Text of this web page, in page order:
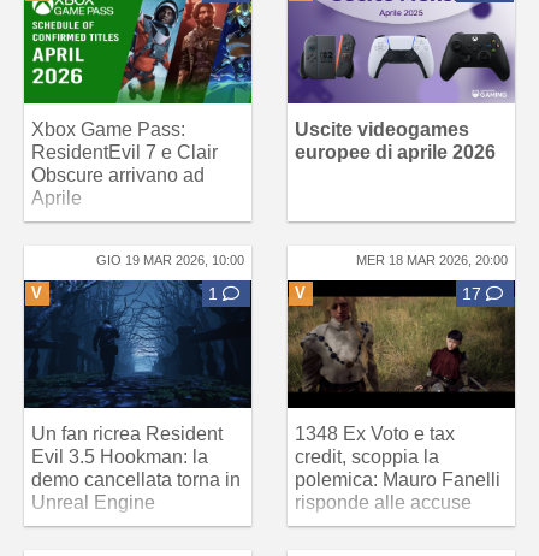
Xbox Game Pass:
ResidentEvil 7 e Clair
Obscure arrivano ad
Aprile
Uscite videogames
europee di aprile 2026
GIO 19 MAR 2026, 10:00
V 1
Un fan ricrea Resident
Evil 3.5 Hookman: la
demo cancellata torna in
Unreal Engine
MER 18 MAR 2026, 20:00
V 17
1348 Ex Voto e tax
credit, scoppia la
polemica: Mauro Fanelli
risponde alle accuse